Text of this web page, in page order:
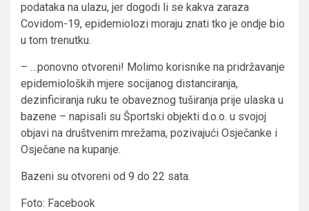
podataka na ulazu, jer dogodi li se kakva zaraza
Covidom-19, epidemiolozi moraju znati tko je ondje bio
u tom trenutku.
– …ponovno otvoreni! Molimo korisnike na pridržavanje
epidemioloških mjere socijanog distanciranja,
dezinficiranja ruku te obaveznog tuširanja prije ulaska u
bazene – napisali su Športski objekti d.o.o. u svojoj
objavi na društvenim mrežama, pozivajući Osječanke i
Osječane na kupanje.
Bazeni su otvoreni od 9 do 22 sata.
Foto: Facebook